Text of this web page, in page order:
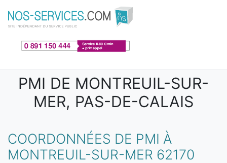
Aller au contenu principal
PMI DE MONTREUIL-SUR-
MER, PAS-DE-CALAIS
COORDONNÉES DE PMI À
MONTREUIL-SUR-MER 62170